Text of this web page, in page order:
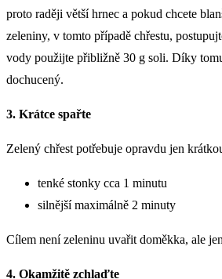
proto raději větší hrnec a pokud chcete
zeleniny, v tomto případě chřestu,
vody použijte přibližně 30 g soli. Díky
dochucený.
3. Krátce spařte
Zelený chřest potřebuje opravdu jen
tenké stonky cca 1 minutu
silnější maximálně 2 minuty
Cílem není zeleninu uvařit doměkka, ale
4. Okamžitě zchlaďte